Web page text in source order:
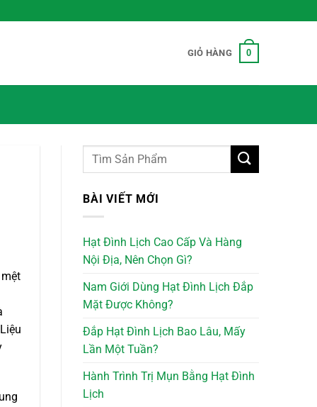
GIỎ HÀNG 0
BÀI VIẾT MỚI
Hạt Đình Lịch Cao Cấp Và Hàng
Nội Địa, Nên Chọn Gì?
Nam Giới Dùng Hạt Đình Lịch Đắp
Mặt Được Không?
Đắp Hạt Đình Lịch Bao Lâu, Mấy
Lần Một Tuần?
Hành Trình Trị Mụn Bằng Hạt Đình
Lịch